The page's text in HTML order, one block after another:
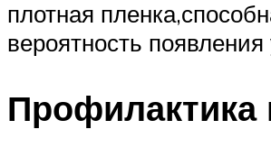
плотная
вероятность появления
Профилактика